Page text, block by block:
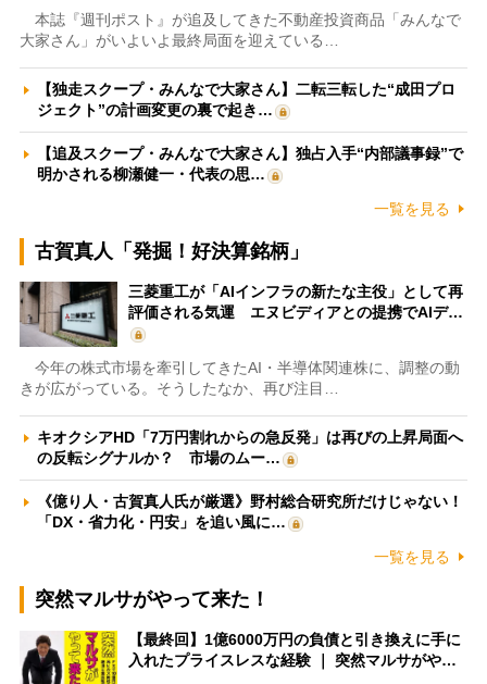
本誌『週刊ポスト』が追及してきた不動産投資商品「みんなで
大家さん」がいよいよ最終局面を迎えている…
【独走スクープ・みんなで大家さん】二転三転した“成田プロ
ジェクト”の計画変更の裏で起き…
【追及スクープ・みんなで大家さん】独占入手“内部議事録”で
明かされる柳瀬健一・代表の思…
一覧を見る
古賀真人「発掘！好決算銘柄」
三菱重工が「AIインフラの新たな主役」として再
評価される気運 エヌビディアとの提携でAIデ…
今年の株式市場を牽引してきたAI・半導体関連株に、調整の動
きが広がっている。そうしたなか、再び注目…
キオクシアHD「7万円割れからの急反発」は再びの上昇局面へ
の反転シグナルか？ 市場のムー…
《億り人・古賀真人氏が厳選》野村総合研究所だけじゃない！
「DX・省力化・円安」を追い風に…
一覧を見る
突然マルサがやって来た！
【最終回】1億6000万円の負債と引き換えに手に
入れたプライスレスな経験 ｜ 突然マルサがや…